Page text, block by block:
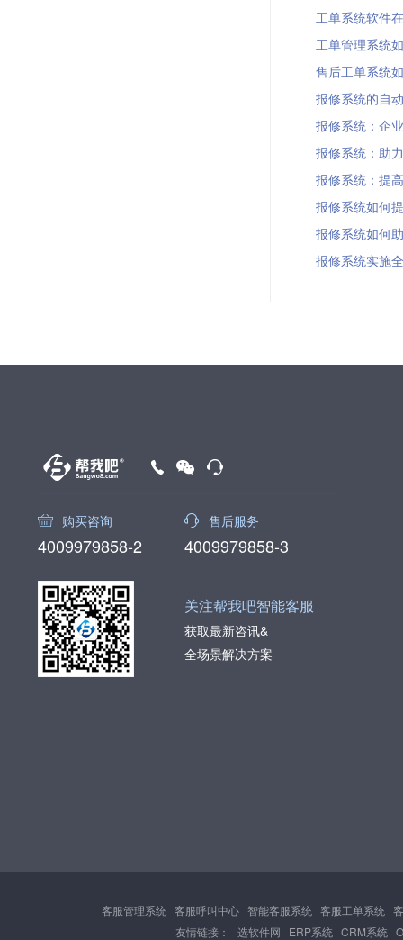
工单系统软件
工单管理系统
售后工单系统
报修系统的自
报修系统：企
报修系统：助
报修系统：提
报修系统如何
报修系统如何
报修系统实施
购买咨询
4009979858-2
售后服务
4009979858-3
关注帮我吧智能客服
获取最新咨讯&
全场景解决方案
客服管理系统 客服呼叫中心 智能客服系统 客服工单系统
友情链接：
选软件网 ERP系统 CRM系统